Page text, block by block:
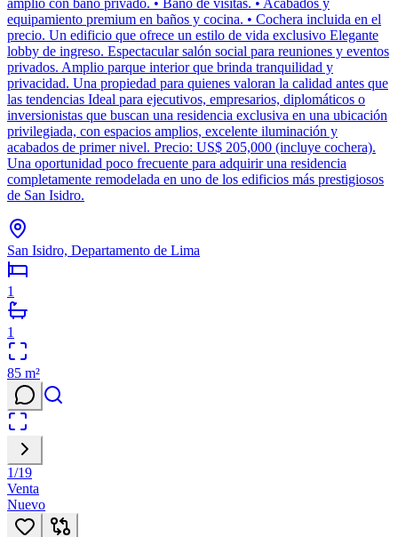
amplio con baño privado. • Baño de visitas. • Acabados y
equipamiento premium en baños y cocina. • Cochera incluida en el
precio. Un edificio que ofrece un estilo de vida exclusivo Elegante
lobby de ingreso. Espectacular salón social para reuniones y eventos
privados. Amplio parque interior que brinda tranquilidad y
privacidad. Una propiedad para quienes valoran la calidad antes que
las tendencias Ideal para ejecutivos, empresarios, diplomáticos o
inversionistas que buscan una residencia exclusiva en una ubicación
privilegiada, con espacios amplios, excelente iluminación y
acabados de primer nivel. Precio: US$ 205,000 (incluye cochera).
Una oportunidad poco frecuente para adquirir una residencia
completamente remodelada en uno de los edificios más prestigiosos
de San Isidro.
San Isidro, Departamento de Lima
1
1
85 m²
1/19
Venta
Nuevo